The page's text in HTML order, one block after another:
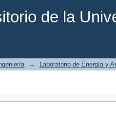
de la
→ Laboratorio de Energía y